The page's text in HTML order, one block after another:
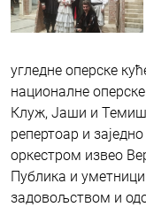
угледне оперске
националне
Клуж, Јаши и
репертоар и
оркестром извео
Публика и
задовољством и